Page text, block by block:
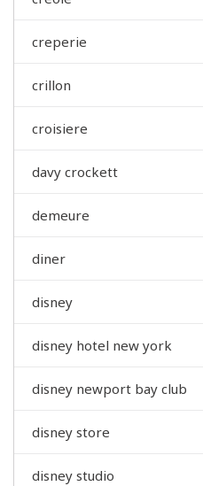
creperie
crillon
croisiere
davy crockett
demeure
diner
disney
disney hotel new york
disney newport bay club
disney store
disney studio